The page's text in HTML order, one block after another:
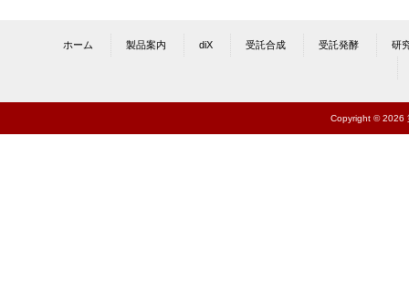
ホーム 製品案内 diX 受託合成 受託発酵 研
Copyright © 2026